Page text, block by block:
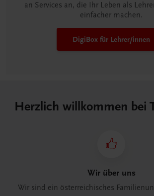
an Services an, die Ihr Leben als
einfacher machen.
DigiBox für Lehrer/innen
Herzlich willkommen bei
Wir über uns
Wir sind ein österreichisches